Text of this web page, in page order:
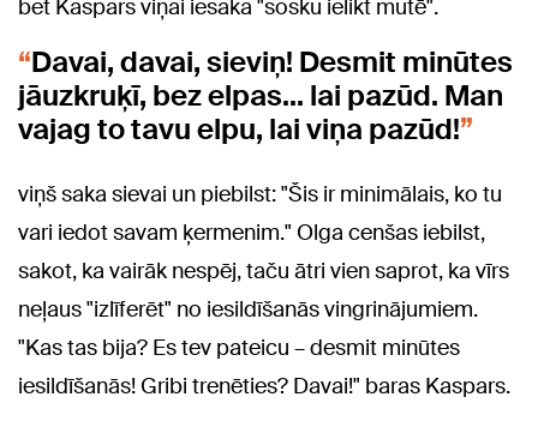
bet Kaspars viņai iesaka "sosku ielikt mutē".
Davai, davai, sieviņ! Desmit minūtes
jāuzkruķī, bez elpas... lai pazūd. Man
vajag to tavu elpu, lai viņa pazūd!
viņš saka sievai un piebilst: "Šis ir minimālais, ko tu
vari iedot savam ķermenim." Olga cenšas iebilst,
sakot, ka vairāk nespēj, taču ātri vien saprot, ka vīrs
neļaus "izlīferēt" no iesildīšanās vingrinājumiem.
"Kas tas bija? Es tev pateicu – desmit minūtes
iesildīšanās! Gribi trenēties? Davai!" baras Kaspars.